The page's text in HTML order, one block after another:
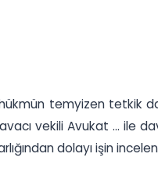
temyizen
vekili Avukat ... ile
dolayı işin